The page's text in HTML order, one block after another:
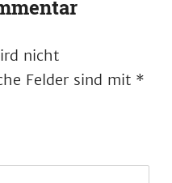
nicht
Felder sind mit *